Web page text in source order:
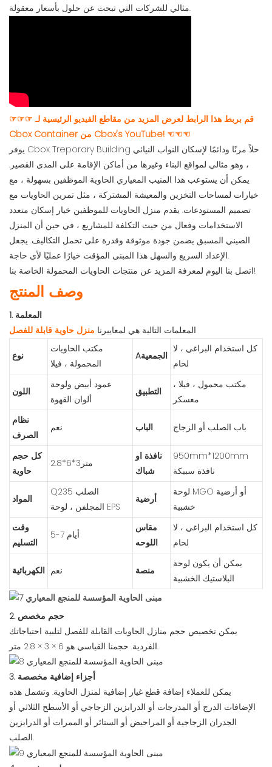
مثالي للشركات التي تبحث عن حلول بأسعار معقولة.
☞☞☞ قم بربط هذا الرابط لعرض المزيد من مقاطع الفيديو الرئيسية لـ
Cbox Container من Cbox's YouTube! ☜☜☜
يوفر Cbox Treporary Building حلاً مرنًا ودائمًا لإسكان النواب النيائي
، وهو مثالي لمواقع البناء وغيرها من أماكن الإقامة على المدى القصير.
يمكن أن يستوعب هذا المنيب المعياري الحاوية الموظفين بسهولة ، مع
خيارات لمساحات التخزين والمعيشة المشتركة ، مثل تمرين الحاويات مع
تصميم المستودعات. يقدم منزل الحاويات للموظفين خيار إسكان متعدد
الاستخدامات وفعال من حيث التكلفة للمشاريع ، في حين أن المنزل
الصيني المسبق يضمن جودة موثوقة وقدرة على تحمل التكاليف. يجعل
الإعداد السريع والسهل هذا المبنى المؤقت خيارًا عمليًا لأي حاجة.
اتصل بنا اليوم لمعرفة المزيد عن منتجات الحاويات المحمولة الخاصة بنا!
وصف المنتج
1. المعلمة
المعلمات التالية هي لمعاييرنا منزل حاوية قابلة للفصل
نوع
مكتب الحاويات
المحمولة ، فيلا
Aالجمعية
كل استخدام البراغي ، لا
لحام
اللون
عمود أبيض ولوحة
ألوان القهوة
التطبيق
مكتب محمول ، فيلا ،
معسكر
نظام
الصرف
نعم الباب باب الصلب أو الزجاج
كل حجم
حاوية
متر3*6*2.8
نافذة او
شباك
950mm*1200mm
نافذة سبيكة
المواد
Q235 الصلب
المجلفن ، لوحة EPS
أرضية
لوحة MGO أو أرضية
خشبية
وقت
التسليم
5-7 أيام
مقاس
اللوحه
كل استخدام البراغي ، لا
لحام
الكهربائية نعم منصة
يمكن أن يكون لوحة
البلاستيك الخشبية
2. حجم مخصص
يمكن تخصيص حجم منازل الحاويات القابلة للفصل لتلبية احتياجاتك
الفردية. حجمنا القياسي هو 6 × 3 × 2.8 متر.
3. أجزاء إضافية مخصصة
يمكن للعملاء إضافة قطع غيار إضافية لمنزل الحاوية. وتشمل هذه
الإضافات الدرج أو المدرجات أو الدرابزين الزجاجي أو الأسطح الثلاثي أو
الجدران الزجاجية أو المراحيض أو الستائر أو الممرات أو الدرابزين
الصلب.